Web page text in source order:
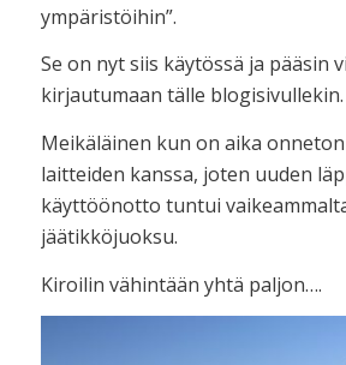
ympäristöihin”.
Se on nyt siis käytössä ja pääsin
kirjautumaan tälle blogisivullekin.
Meikäläinen kun on aika
laitteiden kanssa, joten uuden
käyttöönotto tuntui
jäätikköjuoksu.
Kiroilin vähintään yhtä paljon….